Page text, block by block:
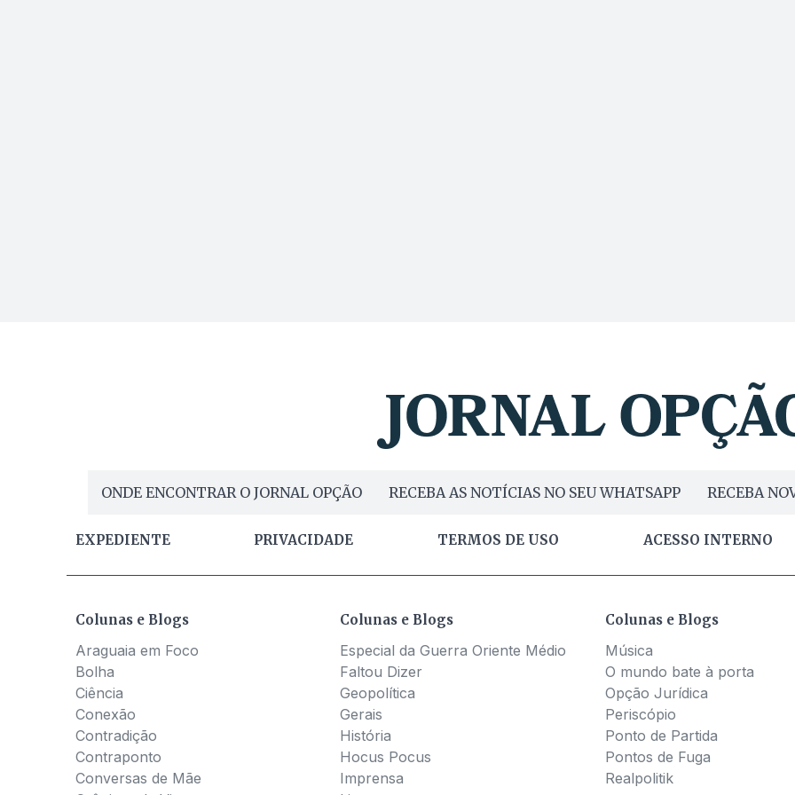
ONDE ENCONTRAR O JORNAL OPÇÃO RECEBA AS NOTÍCIAS NO SEU WHATSAPP RECEBA
EXPEDIENTE PRIVACIDADE TERMOS DE USO ACESSO INTERNO
Colunas e Blogs
Araguaia em Foco
Bolha
Ciência
Conexão
Contradição
Contraponto
Conversas de Mãe
Colunas e Blogs
Especial da Guerra Oriente Médio
Faltou Dizer
Geopolítica
Gerais
História
Hocus Pocus
Imprensa
Colunas e Blogs
Música
O mundo bate à porta
Opção Jurídica
Periscópio
Ponto de Partida
Pontos de Fuga
Realpolitik